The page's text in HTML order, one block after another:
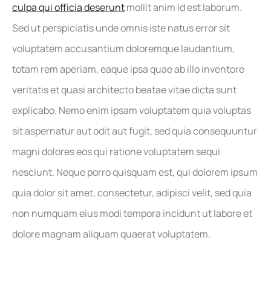
culpa qui officia deseruntmollit anim id est laborum.
Sed ut perspiciatis unde omnis iste natus error sit
voluptatem accusantium doloremque laudantium,
totam rem aperiam, eaque ipsa quae ab illo inventore
veritatis et quasi architecto beatae vitae dicta sunt
explicabo. Nemo enim ipsam voluptatem quia voluptas
sit aspernatur aut odit aut fugit, sed quia consequuntur
magni dolores eos qui ratione voluptatem sequi
nesciunt. Neque porro quisquam est, qui dolorem ipsum
quia dolor sit amet, consectetur, adipisci velit, sed quia
non numquam eius modi tempora incidunt ut labore et
dolore magnam aliquam quaerat voluptatem.